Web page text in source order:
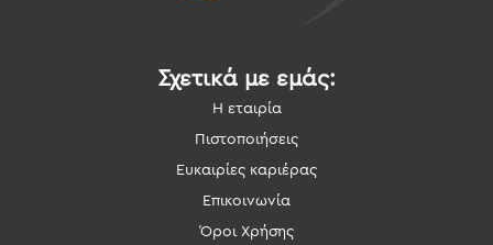
Σχετικά με εμάς:
Η εταιρία
Πιστοποιήσεις
Ευκαιρίες καριέρας
Επικοινωνία
Όροι Χρήσης